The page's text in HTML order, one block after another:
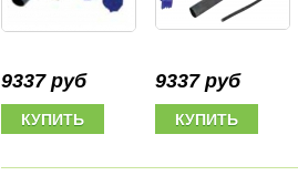
9337 руб 9337 руб